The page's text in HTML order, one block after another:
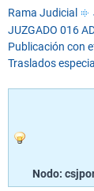
Rama Judicial
JUZGADO 016
Publicación con
Traslados
Nodo: